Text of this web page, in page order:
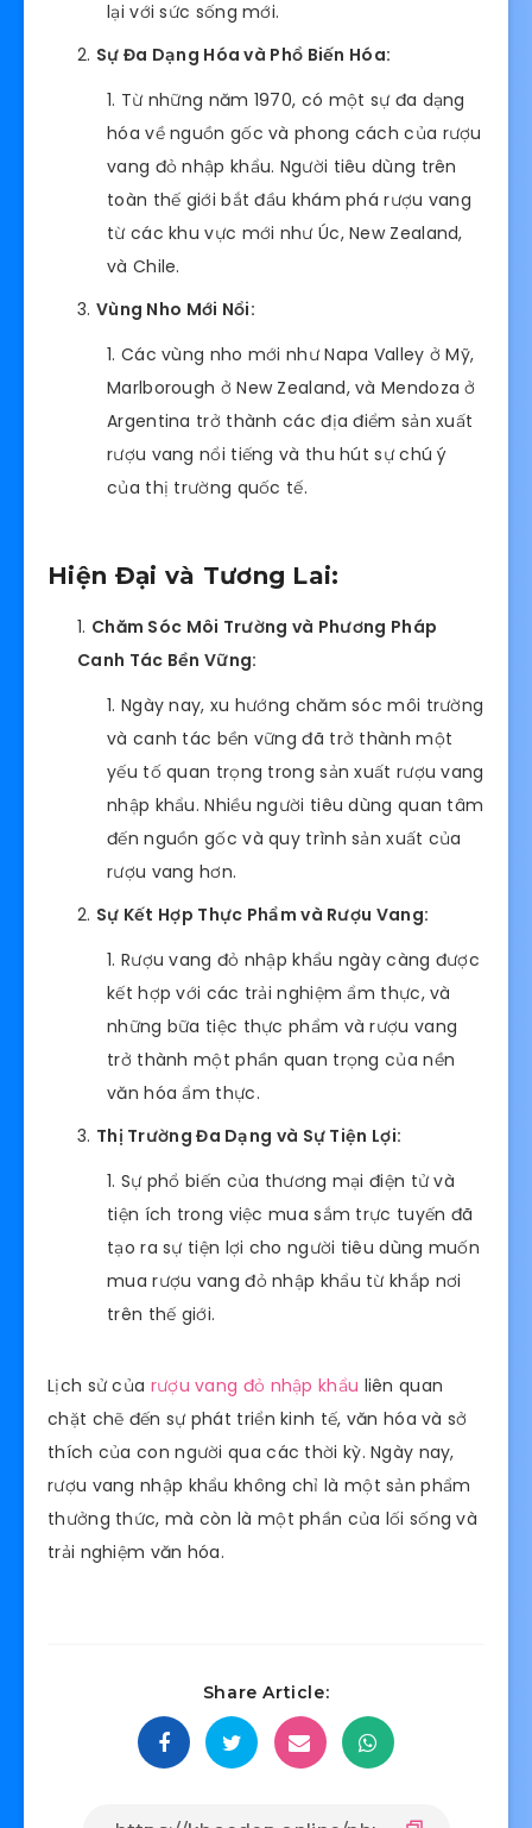
lại với sức sống mới.
Sự Đa Dạng Hóa và Phổ Biến Hóa:
Từ những năm 1970, có một sự đa dạng
hóa về nguồn gốc và phong cách của rượu
vang đỏ nhập khẩu. Người tiêu dùng trên
toàn thế giới bắt đầu khám phá rượu vang
từ các khu vực mới như Úc, New Zealand,
và Chile.
Vùng Nho Mới Nổi:
Các vùng nho mới như Napa Valley ở Mỹ,
Marlborough ở New Zealand, và Mendoza ở
Argentina trở thành các địa điểm sản xuất
rượu vang nổi tiếng và thu hút sự chú ý
của thị trường quốc tế.
Hiện Đại và Tương Lai:
Chăm Sóc Môi Trường và Phương Pháp
Canh Tác Bền Vững:
Ngày nay, xu hướng chăm sóc môi trường
và canh tác bền vững đã trở thành một
yếu tố quan trọng trong sản xuất rượu vang
nhập khẩu. Nhiều người tiêu dùng quan tâm
đến nguồn gốc và quy trình sản xuất của
rượu vang hơn.
Sự Kết Hợp Thực Phẩm và Rượu Vang:
Rượu vang đỏ nhập khẩu ngày càng được
kết hợp với các trải nghiệm ẩm thực, và
những bữa tiệc thực phẩm và rượu vang
trở thành một phần quan trọng của nền
văn hóa ẩm thực.
Thị Trường Đa Dạng và Sự Tiện Lợi:
Sự phổ biến của thương mại điện tử và
tiện ích trong việc mua sắm trực tuyến đã
tạo ra sự tiện lợi cho người tiêu dùng muốn
mua rượu vang đỏ nhập khẩu từ khắp nơi
trên thế giới.
Lịch sử của rượu vang đỏ nhập khẩu liên quan
chặt chẽ đến sự phát triển kinh tế, văn hóa và sở
thích của con người qua các thời kỳ. Ngày nay,
rượu vang nhập khẩu không chỉ là một sản phẩm
thưởng thức, mà còn là một phần của lối sống và
trải nghiệm văn hóa.
Share Article: